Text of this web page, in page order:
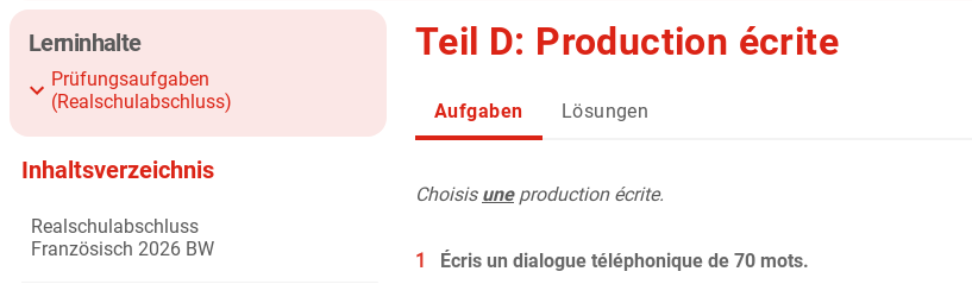
Lerninhalte
Prüfungsaufgaben
(Realschulabschluss)
Inhaltsverzeichnis
Realschulabschluss
Französisch 2026 BW
Teil D: Production écrite
Aufgaben Lösungen
Choisis uneproduction écrite.
1 Écris un dialogue téléphonique de 70 mots.